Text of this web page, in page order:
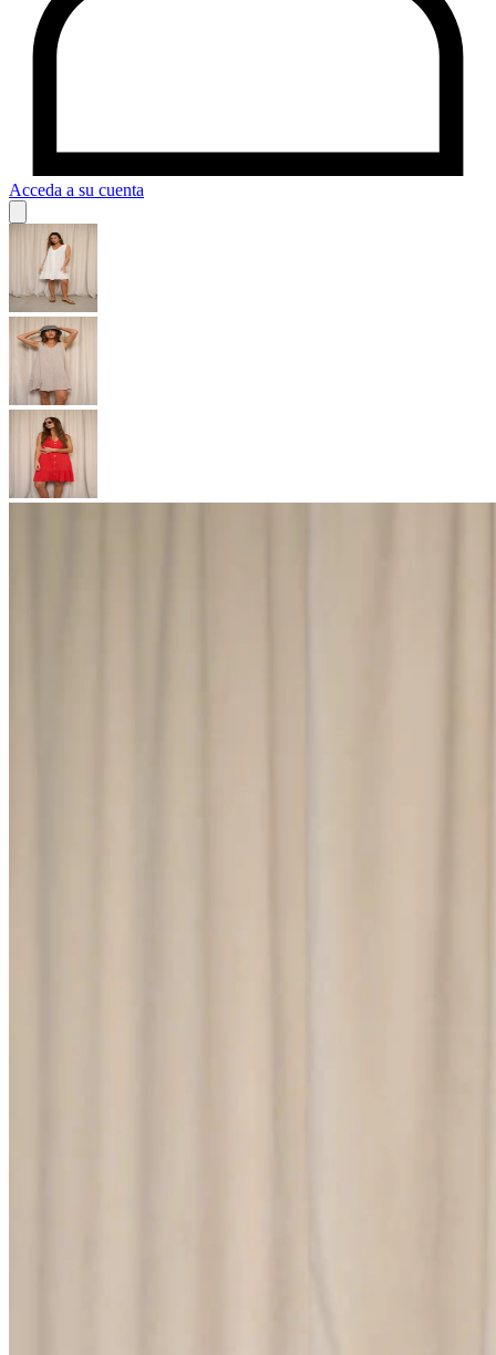
Acceda a su cuenta